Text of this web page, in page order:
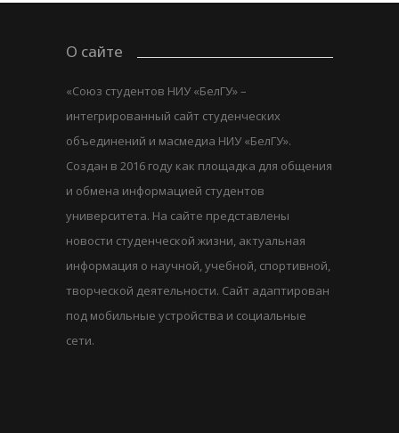
О сайте
«Союз студентов НИУ «БелГУ» –
интегрированный сайт студенческих
объединений и масмедиа НИУ «БелГУ».
Создан в 2016 году как площадка для общения
и обмена информацией студентов
университета. На сайте представлены
новости студенческой жизни, актуальная
информация о научной, учебной, спортивной,
творческой деятельности. Сайт адаптирован
под мобильные устройства и социальные
сети.